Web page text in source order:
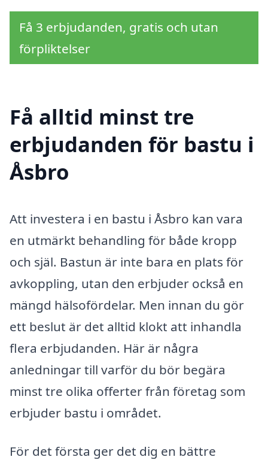
Få 3 erbjudanden, gratis och utan
förpliktelser
Få alltid minst tre
erbjudanden för bastu i
Åsbro
Att investera i en bastu i Åsbro kan vara
en utmärkt behandling för både kropp
och själ. Bastun är inte bara en plats för
avkoppling, utan den erbjuder också en
mängd hälsofördelar. Men innan du gör
ett beslut är det alltid klokt att inhandla
flera erbjudanden. Här är några
anledningar till varför du bör begära
minst tre olika offerter från företag som
erbjuder bastu i området.
För det första ger det dig en bättre